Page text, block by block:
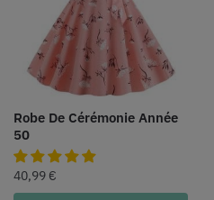
Robe De Cérémonie Année
50
40,99 €